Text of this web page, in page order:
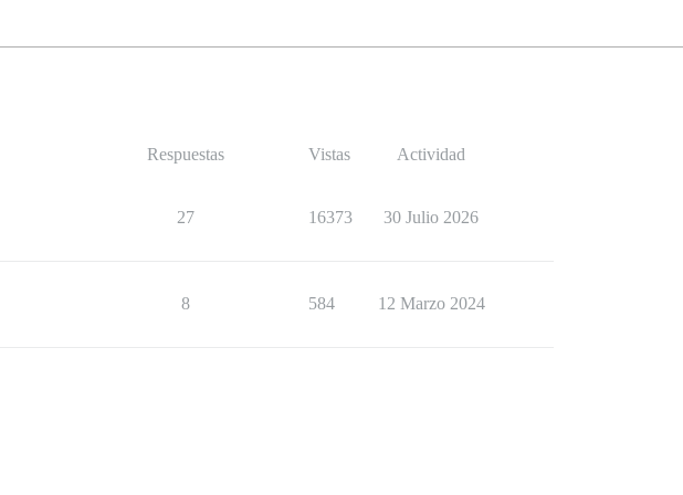
Respuestas Vistas Actividad
27 16373 30 Julio 2026
8 584 12 Marzo 2024